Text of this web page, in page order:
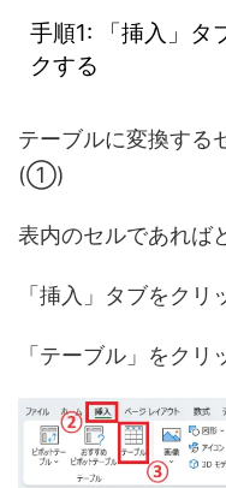
手順1: 「挿入」タ
クする
テーブルに変換する
(①)
表内のセルであれば
「挿入」タブをク
「テーブル」をク